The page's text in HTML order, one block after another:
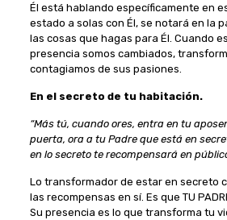
Él está hablando específicamente en
estado a solas con Él, se notará en la
las cosas que hagas para Él. Cuando
presencia somos cambiados,
contagiamos de sus pasiones.
En el secreto de tu habitación.
“Más tú, cuando ores, entra en tu
puerta, ora a tu Padre que está en
en lo secreto te recompensará en
Lo transformador de estar en secreto
las recompensas en sí. Es que TU PADRE
Su presencia es lo que transforma tu